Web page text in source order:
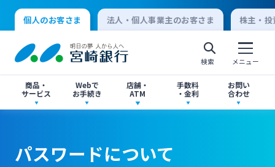
個人のお客さま 法人・個人事業主のお客さま 株主・
検索 メニュー
商品・
サービス
Webで
お手続き
店舗・
ATM
手数料
・金利
お問い
合わせ
個人向けインターネットバンキング
パスワードについて